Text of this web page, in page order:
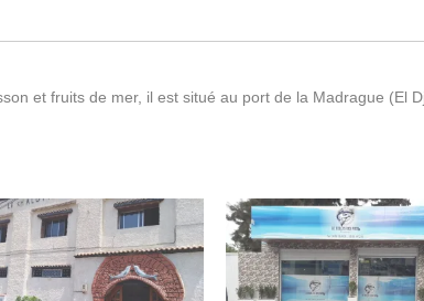
et fruits de mer, il est situé au port de la Madrague (El